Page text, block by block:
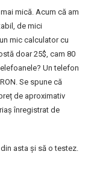
mică. Acum că am
de mici
mic calculator cu
doar 25$, cam 80
Un telefon
Se spune că
de aproximativ
înregistrat de
asta și să o testez.